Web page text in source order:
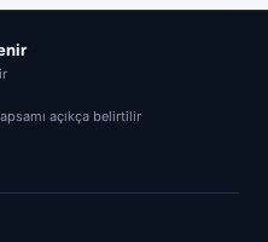
açıkça belirtilir